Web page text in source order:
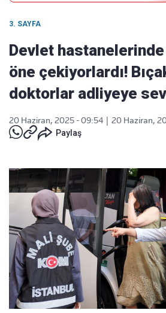
3. SAYFA
Devlet
öne çekiyorlardı!
doktorlar adliyeye
20 Haziran, 2025 - 09:54
20 Haziran,
Paylaş